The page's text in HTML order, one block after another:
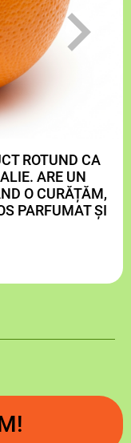
ROTUND CA
ARE UN
O CURĂȚĂM,
PARFUMAT ȘI